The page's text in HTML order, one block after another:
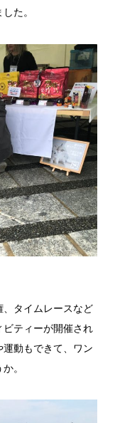
た。
タイムレースなど
ティーが開催され
動もできて、ワン
。